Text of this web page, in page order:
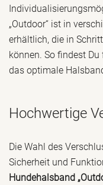
„Outdoor“ ist in
erhältlich, die in
können. So findest
das optimale
Hochwertige
Die Wahl des
Sicherheit und
Hundehalsband